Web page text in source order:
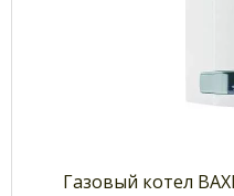
Газовый котел